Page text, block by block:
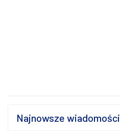
Najnowsze wiadomości